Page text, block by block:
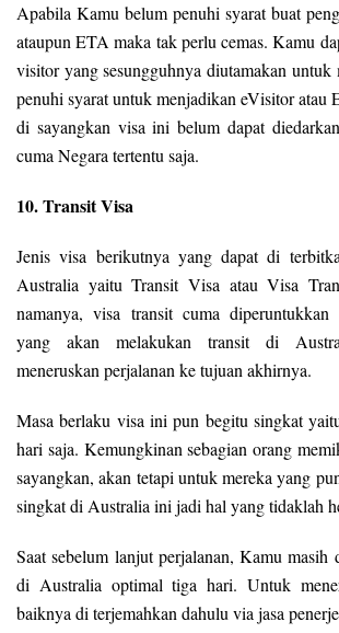
Apabila Kamu belum penuhi syarat buat
ataupun ETA maka tak perlu cemas. Kamu
visitor yang sesungguhnya diutamakan untuk
penuhi syarat untuk menjadikan eVisitor atau
di sayangkan visa ini belum dapat
cuma Negara tertentu saja.
10. Transit Visa
Jenis visa berikutnya yang dapat di
Australia yaitu Transit Visa atau Visa
namanya, visa transit cuma diperuntukkan
yang akan melakukan transit di
meneruskan perjalanan ke tujuan akhirnya.
Masa berlaku visa ini pun begitu singkat
hari saja. Kemungkinan sebagian orang
sayangkan, akan tetapi untuk mereka yang
singkat di Australia ini jadi hal yang tidaklah
Saat sebelum lanjut perjalanan, Kamu masih
di Australia optimal tiga hari. Untuk
baiknya di terjemahkan dahulu via jasa